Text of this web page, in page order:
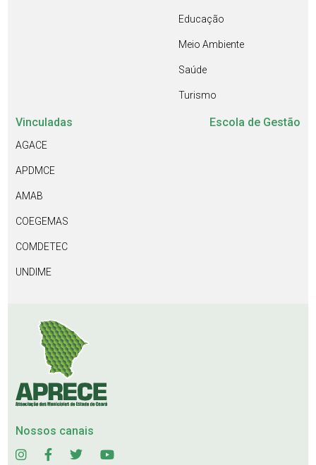
Educação
Meio Ambiente
Saúde
Turismo
Vinculadas
AGACE
APDMCE
AMAB
COEGEMAS
COMDETEC
UNDIME
Escola de Gestão
Nossos canais